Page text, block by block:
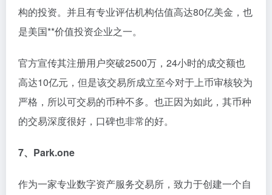
构的投资。并且有专业评估机构估值高达80亿美金，也
是美国**价值投资企业之一。
官方宣传其注册用户突破2500万，24小时的成交额也
高达10亿元，但是该交易所成立至今对于上币审核较为
严格，所以可交易的币种不多。也正因为如此，其币种
的交易深度很好，口碑也非常的好。
7、Park.one
作为一家专业数字资产服务交易所，致力于创建一个自